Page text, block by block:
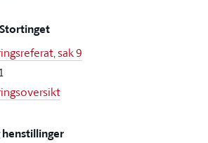
sak 9